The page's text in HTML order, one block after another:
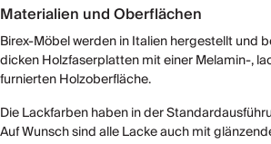
Materialien und Oberflächen
Birex-Möbel werden in Italien hergestellt und
dicken Holzfaserplatten mit einer Melamin-,
furnierten Holzoberfläche.
Die Lackfarben haben in der
Auf Wunsch sind alle Lacke auch mit